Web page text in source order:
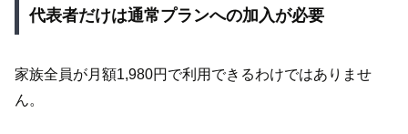
代表者だけは通常プランへの加入が必要
家族全員が月額1,980円で利用できるわけではありませ
ん。